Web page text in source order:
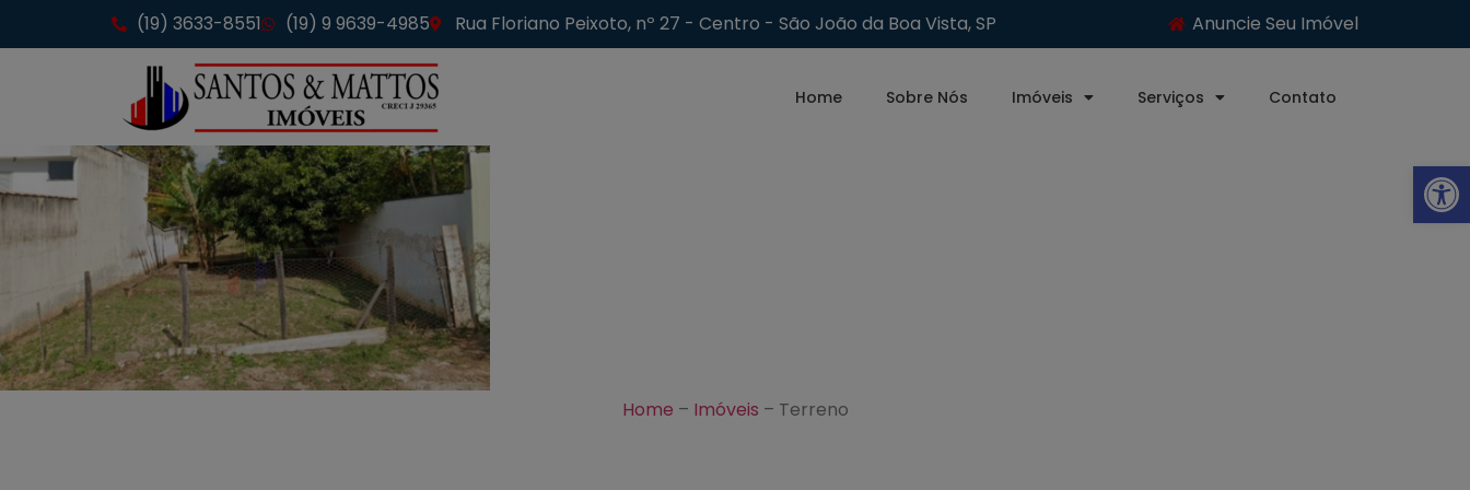
Abrir
(19) 3633-8551 (19) 9 9639-4985 Rua Floriano Peixoto, nº 27 - Centro - São João da Boa Vista, SP Anuncie Seu Imóvel
Home Sobre Nós Imóveis Serviços Contato
Home – Imóveis – Terreno